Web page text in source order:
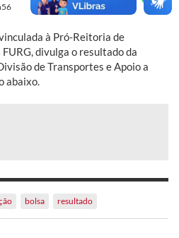
à Pró-Reitoria de
divulga o resultado da
de Transportes e Apoio a
abaixo.
bolsa resultado